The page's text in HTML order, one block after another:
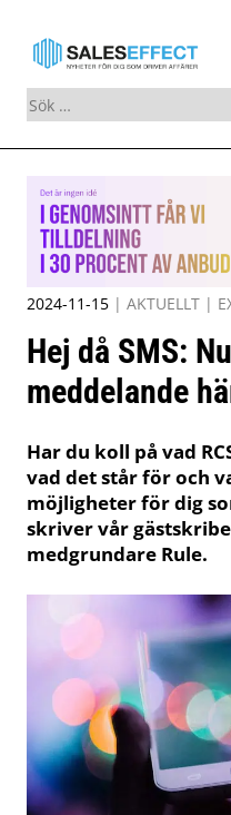
Sök
efter:
Skip
to
content
2024-11-15 | AKTUELLT |
Hej då SMS:
meddelande
Har du koll på vad
vad det står för och
möjligheter för dig
skriver vår
medgrundare Rule.